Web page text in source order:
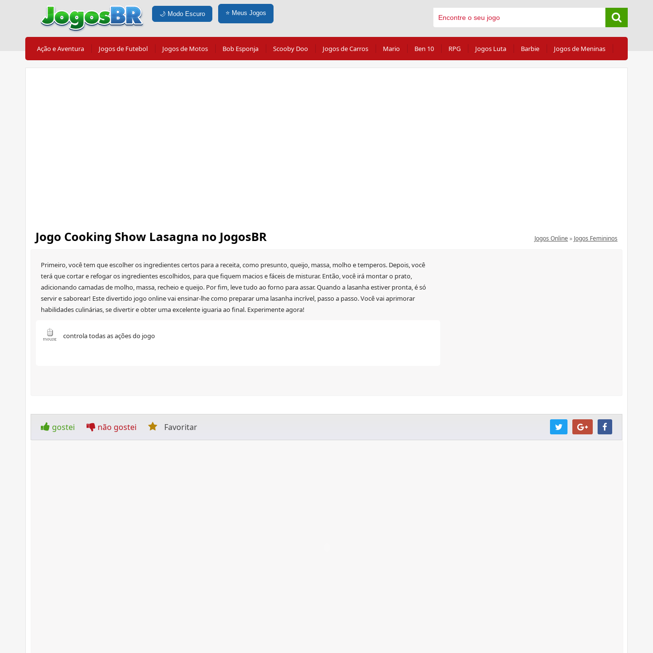
🌙 Modo Escuro ⭐ Meus Jogos
Ação e Aventura Jogos de Futebol Jogos de Motos Bob Esponja Scooby Doo Jogos de Carros Mario Ben 10 RPG Jogos Luta Barbie Jogos de Meninas
Jogo Cooking Show Lasagna no JogosBR Jogos Online» Jogos Femininos
Primeiro, você tem que escolher os ingredientes certos para a receita, como presunto, queijo, massa, molho e temperos. Depois, você
terá que cortar e refogar os ingredientes escolhidos, para que fiquem macios e fáceis de misturar. Então, você irá montar o prato,
adicionando camadas de molho, massa, recheio e queijo. Por fim, leve tudo ao forno para assar. Quando a lasanha estiver pronta, é só
servir e saborear! Este divertido jogo online vai ensinar-lhe como preparar uma lasanha incrível, passo a passo. Você vai aprimorar
habilidades culinárias, se divertir e obter uma excelente iguaria ao final. Experimente agora!
controla todas as ações do jogo
gostei não gostei Favoritar